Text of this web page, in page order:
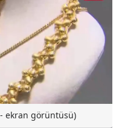
ekran görüntüsü)